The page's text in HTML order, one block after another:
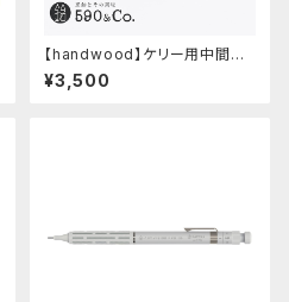
【handwood】ケリー用中間パ
ーツ/カスタムグリップ (八角形/
ステンレス)
¥3,500